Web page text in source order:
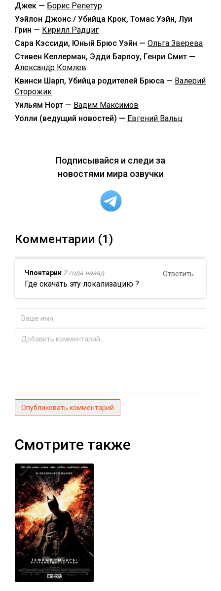
Джек — Борис Репетур
Уэйлон Джонс / Убийца Крок, Томас Уэйн, Луи
Грин — Кирилл Радциг
Сара Кэссиди, Юный Брюс Уэйн — Ольга Зверева
Стивен Келлерман, Эдди Барлоу, Генри Смит —
Александр Комлев
Квинси Шарп, Убийца родителей Брюса — Валерий
Сторожик
Уильям Норт — Вадим Максимов
Уолли (ведущий новостей) — Евгений Вальц
Подписывайся и следи за
новостями мира озвучки
Комментарии (1)
Ответить
Чпонтарик 2 года назад
Где скачать эту локализацию ?
Опубликовать комментарий
Смотрите также